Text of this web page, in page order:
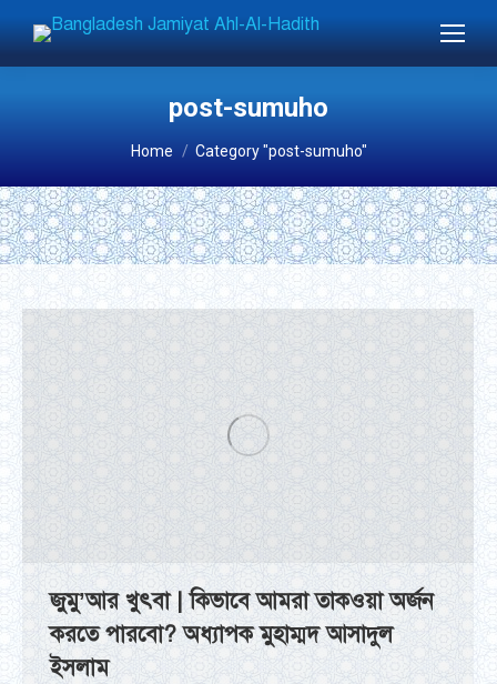
post-sumuho
You are here:
Home Category "post-sumuho"
জুমু’আর খুৎবা | কিভাবে আমরা তাকওয়া অর্জন
করতে পারবো? অধ্যাপক মুহাম্মদ আসাদুল
ইসলাম